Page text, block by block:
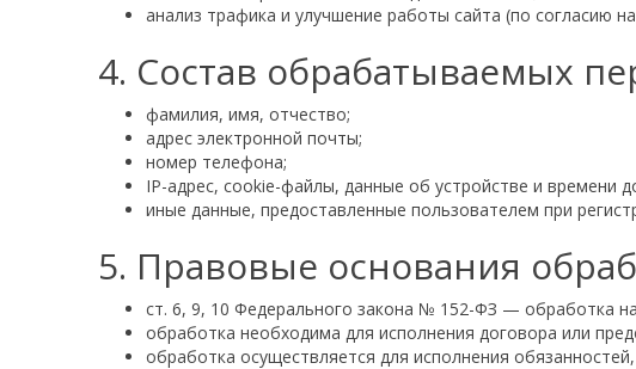
анализ трафика и улучшение работы сайта (по согласию
4. Состав обрабатываемых
фамилия, имя, отчество;
адрес электронной почты;
номер телефона;
IP-адрес, cookie-файлы, данные об устройстве и времени
иные данные, предоставленные пользователем при
5. Правовые основания
ст. 6, 9, 10 Федерального закона № 152-ФЗ — обработка
обработка необходима для исполнения договора или
обработка осуществляется для исполнения